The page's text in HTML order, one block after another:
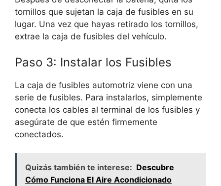
tornillos que sujetan la caja de fusibles en su
lugar. Una vez que hayas retirado los tornillos,
extrae la caja de fusibles del vehículo.
Paso 3: Instalar los Fusibles
La caja de fusibles automotriz viene con una
serie de fusibles. Para instalarlos, simplemente
conecta los cables al terminal de los fusibles y
asegúrate de que estén firmemente
conectados.
Quizás también te interese: Descubre
Cómo Funciona El Aire Acondicionado